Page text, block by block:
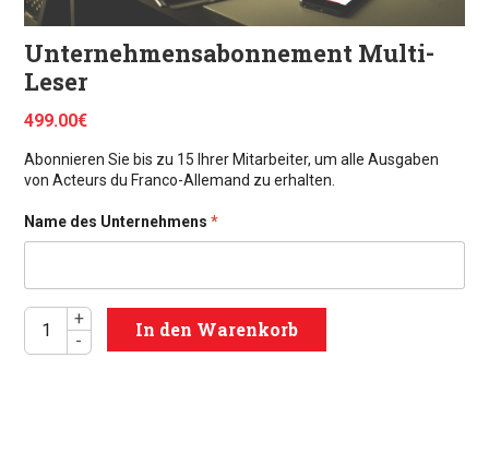
Unternehmensabonnement Multi-
Leser
499.00€
Abonnieren Sie bis zu 15 Ihrer Mitarbeiter, um alle Ausgaben
von Acteurs du Franco-Allemand zu erhalten.
Name des Unternehmens *
Unternehmensabonnement Multi-Leser Menge
In den Warenkorb